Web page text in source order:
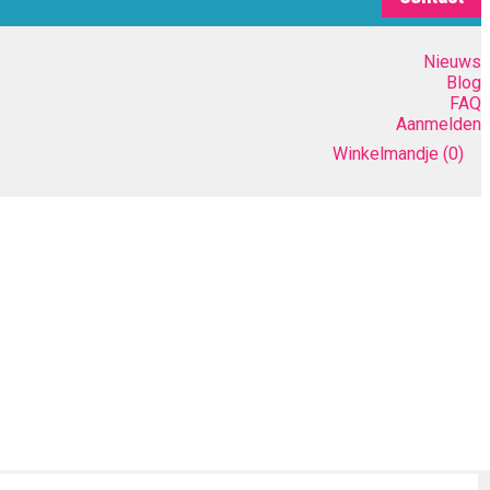
Nieuws
Blog
FAQ
Aanmelden
Winkelmandje (0)